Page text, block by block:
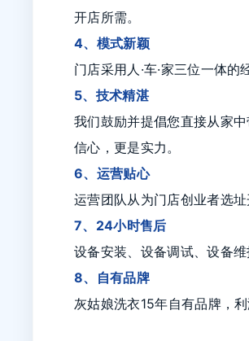
开店所需。
4、模式新颖
门店采用人·车·家三位一体
5、技术精湛
我们鼓励并提倡您直接从家
信心，更是实力。
6、运营贴心
运营团队从为门店创业者选
7、24小时售后
设备安装、设备调试、设备
8、自有品牌
灰姑娘洗衣15年自有品牌，